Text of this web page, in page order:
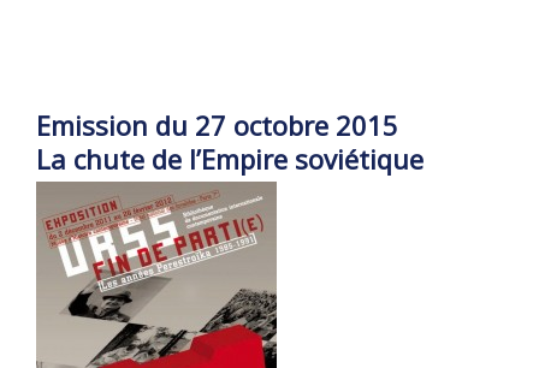
Emission du 27 octobre 2015
La chute de l’Empire soviétique